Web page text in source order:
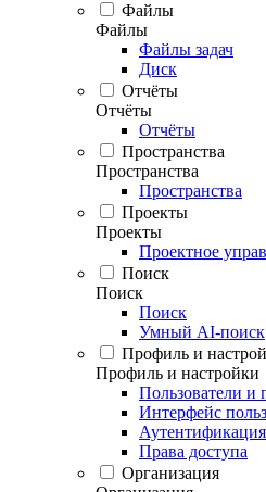
Файлы
Файлы
Файлы задач
Диск
Отчёты
Отчёты
Отчёты
Пространства
Пространства
Пространства
Проекты
Проекты
Проектное
Поиск
Поиск
Поиск
Умный AI-поиск
Профиль и
Профиль и настройки
Пользователи и
Интерфейс
Права доступа
Организация